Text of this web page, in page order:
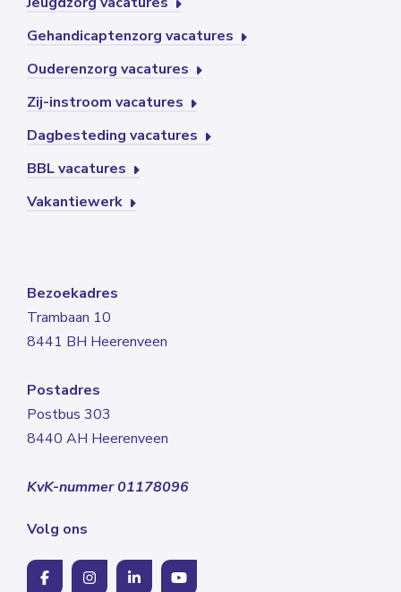
Gehandicaptenzorg vacatures
Ouderenzorg vacatures
Zij-instroom vacatures
Dagbesteding vacatures
BBL vacatures
Vakantiewerk
Bezoekadres
Trambaan 10
8441 BH Heerenveen
Postadres
Postbus 303
8440 AH Heerenveen
KvK-nummer 01178096
Volg ons